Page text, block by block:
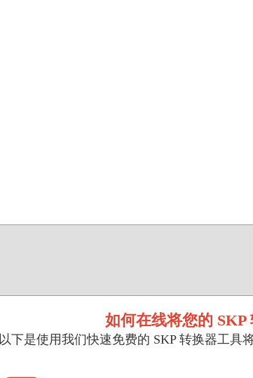
如何在线将您的 SKP
以下是使用我们快速免费的 SKP 转换器工具